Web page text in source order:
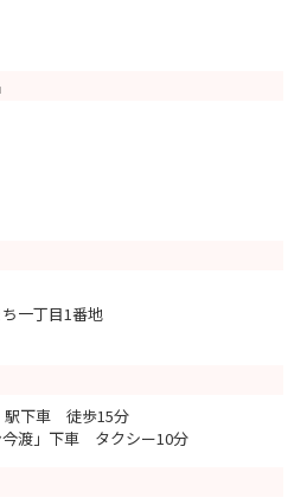
一丁目1番地
駅下車 徒歩15分
渡」下車 タクシー10分